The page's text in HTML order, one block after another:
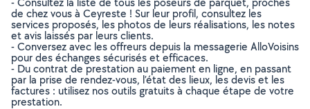
de chez vous à Ceyreste ! Sur leur profil, consultez les
services proposés, les photos de leurs réalisations, les notes
et avis laissés par leurs clients.
- Conversez avec les offreurs depuis la messagerie AlloVoisins
pour des échanges sécurisés et efficaces.
- Du contrat de prestation au paiement en ligne, en passant
par la prise de rendez-vous, l’état des lieux, les devis et les
factures : utilisez nos outils gratuits à chaque étape de votre
prestation.